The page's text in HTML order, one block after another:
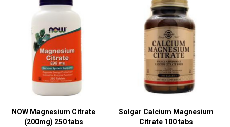
NOW Magnesium Citrate
(200mg) 250 tabs
Solgar Calcium Magnesium
Citrate 100 tabs